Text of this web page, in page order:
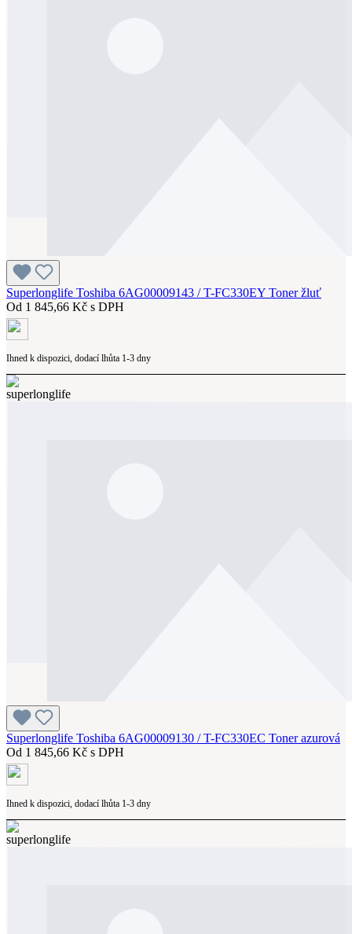
Superlonglife Toshiba 6AG00009143 / T-FC330EY Toner žluť
Od 1 845,66 Kč s DPH
Ihned k dispozici, dodací lhůta 1-3 dny
Superlonglife Toshiba 6AG00009130 / T-FC330EC Toner azurová
Od 1 845,66 Kč s DPH
Ihned k dispozici, dodací lhůta 1-3 dny